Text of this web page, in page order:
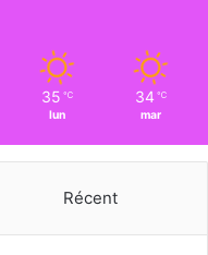
35 ℃
lun
34 ℃
mar
Récent